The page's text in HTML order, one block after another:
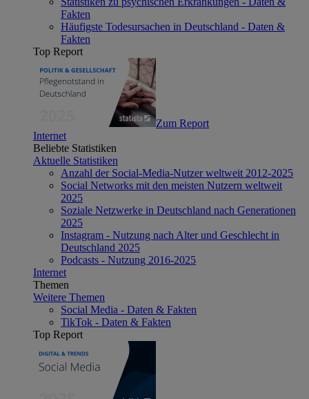
Fakten
Häufigste Todesursachen in Deutschland - Daten &
Fakten
Top Report
Zum Report
Internet
Beliebte Statistiken
Aktuelle Statistiken
Anzahl der Social-Media-Nutzer weltweit 2012-2025
Social Networks mit den meisten Nutzern weltweit
2025
Soziale Netzwerke in Deutschland nach Generationen
2025
Instagram - Nutzung nach Alter und Geschlecht in
Deutschland 2025
Podcasts - Nutzung 2016-2025
Internet
Themen
Weitere Themen
Social Media - Daten & Fakten
TikTok - Daten & Fakten
Top Report